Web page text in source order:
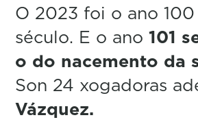
O 2023 foi o ano
século. E o ano 101
o do nacemento da
Son 24 xogadoras
Vázquez.